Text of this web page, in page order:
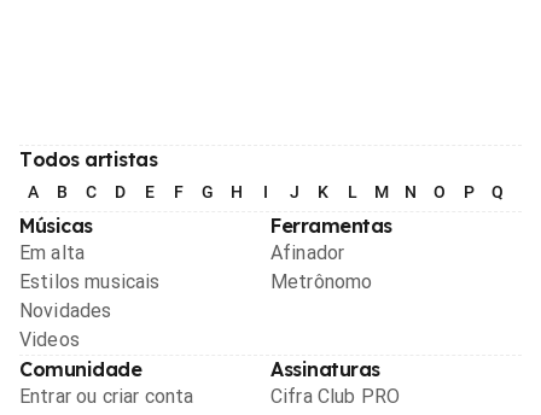
Todos artistas
A B C D E F G H I J K L M N O P Q
Músicas
Em alta
Estilos musicais
Novidades
Videos
Ferramentas
Afinador
Metrônomo
Comunidade
Entrar ou criar conta
Assinaturas
Cifra Club PRO